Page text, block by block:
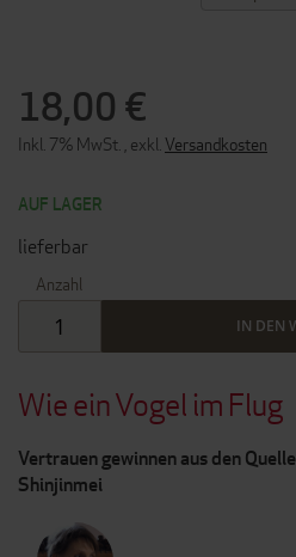
Wie ein Vogel im Flug
Vertrauen gewinnen aus den
Shinjinmei
18,00 €
Inkl. 7% MwSt. exkl. Versandkosten
AUF LAGER
lieferbar
Anzahl
IN DEN